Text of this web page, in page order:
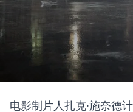
电影制片人扎克·施奈德